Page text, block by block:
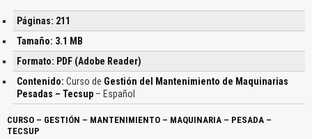
Páginas: 211
Tamaño: 3.1 MB
Formato: PDF (Adobe Reader)
Contenido: Curso de Gestión del Mantenimiento de Maquinarias
Pesadas – Tecsup– Español
CURSO – GESTIÓN – MANTENIMIENTO – MAQUINARIA – PESADA –
TECSUP